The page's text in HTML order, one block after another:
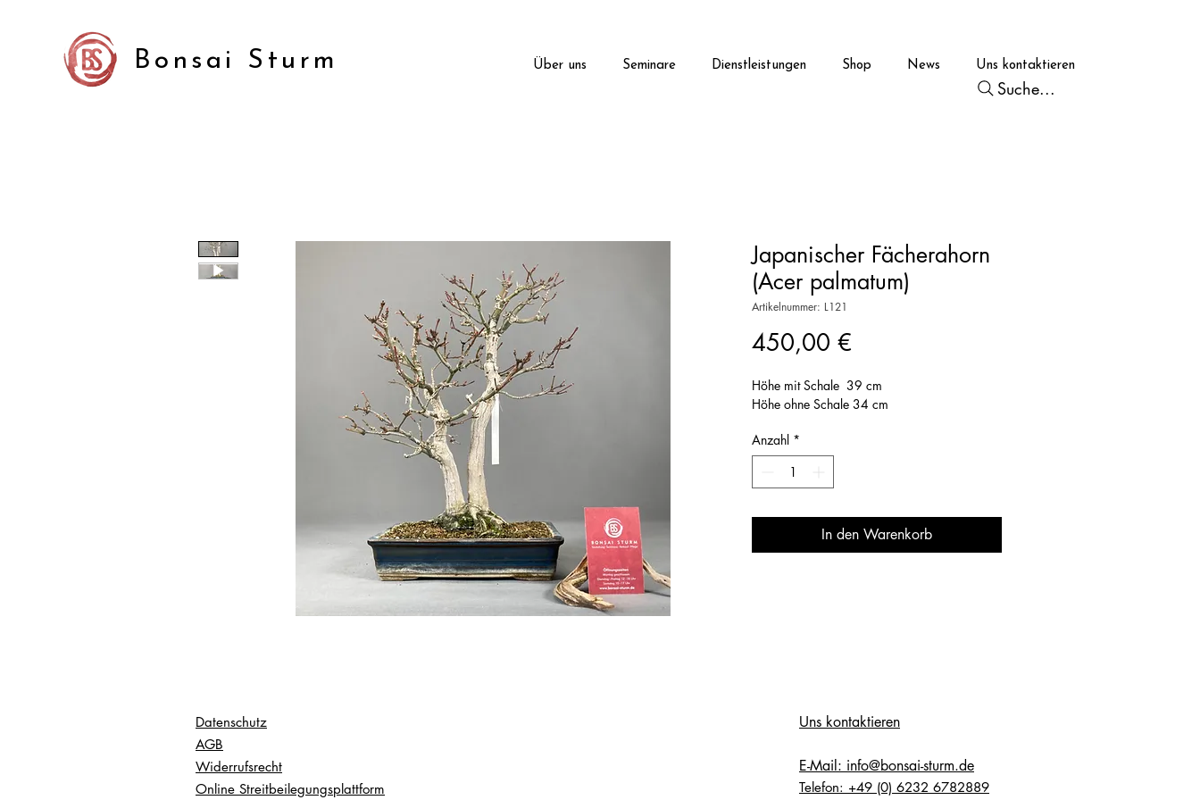
Bonsai Sturm Über uns Seminare Dienstleistungen Shop News Uns kontaktieren
Suche...
Japanischer Fächerahorn
(Acer palmatum)
Artikelnummer: L121
450,00 €
Höhe mit Schale 39 cm
Höhe ohne Schale 34 cm
Anzahl *
In den Warenkorb
Datenschutz
AGB
Widerrufsrecht
Online Streitbeilegungsplattform
Uns kontaktieren
E-Mail: info@bonsai-sturm.de
Telefon: +49 (0) 6232 6782889